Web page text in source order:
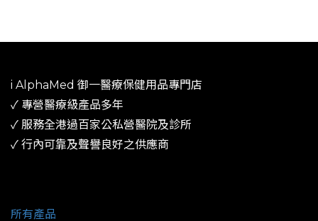
i AlphaMed 御一​醫療保健用品專門店
✓ 專營醫療級產品多年
​✓ 服務全港過百家公私營醫院及診所​
✓ 行內可靠及聲譽良好之供應商
所有產品